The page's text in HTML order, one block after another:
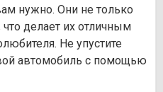
нужно. Они не только
делает их отличным
Не упустите
автомобиль с помощью